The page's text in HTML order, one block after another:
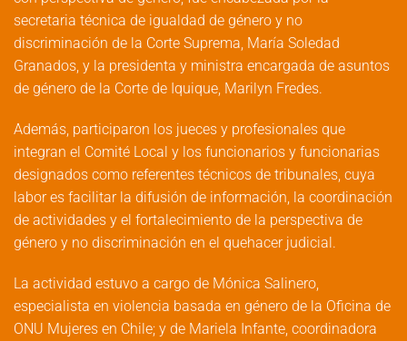
secretaria técnica de igualdad de género y no
discriminación de la Corte Suprema, María Soledad
Granados, y la presidenta y ministra encargada de asuntos
de género de la Corte de Iquique, Marilyn Fredes.
Además, participaron los jueces y profesionales que
integran el Comité Local y los funcionarios y funcionarias
designados como referentes técnicos de tribunales, cuya
labor es facilitar la difusión de información, la coordinación
de actividades y el fortalecimiento de la perspectiva de
género y no discriminación en el quehacer judicial.
La actividad estuvo a cargo de Mónica Salinero,
especialista en violencia basada en género de la Oficina de
ONU Mujeres en Chile; y de Mariela Infante, coordinadora